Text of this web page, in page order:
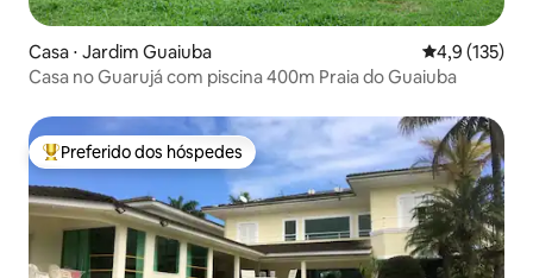
Casa ⋅ Jardim Guaiuba 4,9 de uma
4,9 (135)
Casa no Guarujá com piscina 400m Praia do Guaiuba
Entre os melhores preferidos dos hóspedes
Preferido dos hóspedes